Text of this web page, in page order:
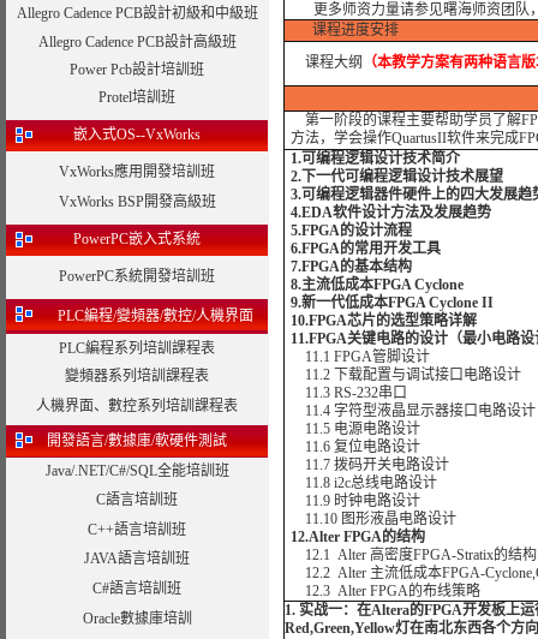
Allegro Cadence PCB設計初級和中級班
Allegro Cadence PCB設計高級班
Power Pcb設計培訓班
Protel培訓班
嵌入式OS--VxWorks
VxWorks應用開發培訓班
VxWorks BSP開發高級班
PowerPC嵌入式系統
PowerPC系統開發培訓班
PLC編程/變頻器/數控/人機界面
PLC編程系列培訓課程表
變頻器系列培訓課程表
人機界面、數控系列培訓課程表
開發語言/數據庫/軟硬件測試
Java/.NET/C#/SQL全能培訓班
C語言培訓班
C++語言培訓班
JAVA語言培訓班
C#語言培訓班
Oracle數據庫培訓
更多师资力量请参见曙海师资团队
课程进度安排
课程大纲
（本教学方案有两种语言
第一阶段的课程主要帮助学员了解
方法，学会操作QuartusII软件来完成
1.可编程逻辑设计技术简介
2.下一代可编程逻辑设计技术展望
3.可编程逻辑器件硬件上的四大发展趋
4.EDA软件设计方法及发展趋势
5.FPGA的设计流程
6.FPGA的常用开发工具
7.FPGA的基本结构
8.主流低成本FPGA Cyclone
9.新一代低成本FPGA Cyclone II
10.FPGA芯片的选型策略详解
11.FPGA关键电路的设计（最小电路设
11.1 FPGA管脚设计
11.2 下载配置与调试接口电路设计
11.3 RS-232串口
11.4 字符型液晶显示器接口电路设计
11.5 电源电路设计
11.6 复位电路设计
11.7 拨码开关电路设计
11.8 i2c总线电路设计
11.9 时钟电路设计
11.10 图形液晶电路设计
12.Alter FPGA的结构
12.1 Alter 高密度FPGA-Stratix的结
12.2 Alter 主流低成本FPGA-
12.3 Alter FPGA的布线策略
1. 实战一：在Altera的FPGA开发板上
Red,Green,Yellow灯在南北东西各个方